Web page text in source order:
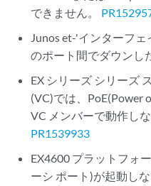
できません。
Junos et-'インターフ
のポート間でダウンし
EX シリーズ シリーズ
(VC)では、PoE(Power
VC メンバーで動作し
PR1539933
EX4600 プラットフォ
ーシ ポート)が起動し